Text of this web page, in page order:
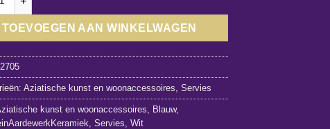
TOEVOEGEN AAN WINKELWAGEN
Aziatische kunst en woonaccessoires ,Servies
kunst en woonaccessoires Blauw,
,Servies ,Wit